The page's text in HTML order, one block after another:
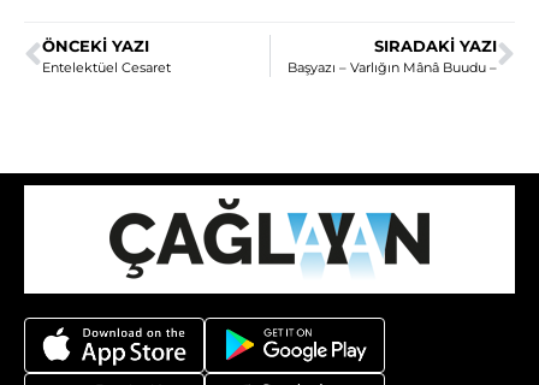
ÖNCEKI YAZI
Entelektüel Cesaret
SIRADAKI YAZI
Başyazı – Varlığın Mânâ Buudu –